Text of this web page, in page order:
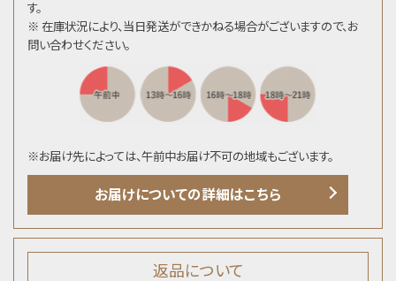
す。
※ 在庫状況により、当日発送ができかねる場合がございますので、お
問い合わせください。
※お届け先によっては、午前中お届け不可の地域もございます。
お届けについての詳細はこちら
返品について